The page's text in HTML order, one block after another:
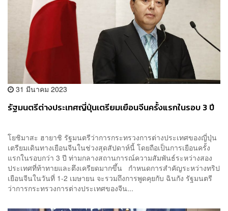
31 มีนาคม 2023
รัฐมนตรีต่างประเทศญี่ปุ่นเตรียมเยือนจีนครั้งแรกในรอบ 3 ปี
โยชิมาสะ ฮายาชิ รัฐมนตรีว่าการกระทรวงการต่างประเทศของญี่ปุ่น
เตรียมเดินทางเยือนจีนในช่วงสุดสัปดาห์นี้ โดยถือเป็นการเยือนครั้ง
แรกในรอบกว่า 3 ปี ท่ามกลางสถานการณ์ความสัมพันธ์ระหว่างสอง
ประเทศที่ท้าทายและตึงเครียดมากขึ้น กำหนดการสำคัญระหว่างทริป
เยือนจีนในวันที่ 1-2 เมษายน จะรวมถึงการพูดคุยกับ ฉินกัง รัฐมนตรี
ว่าการกระทรวงการต่างประเทศของจีน...